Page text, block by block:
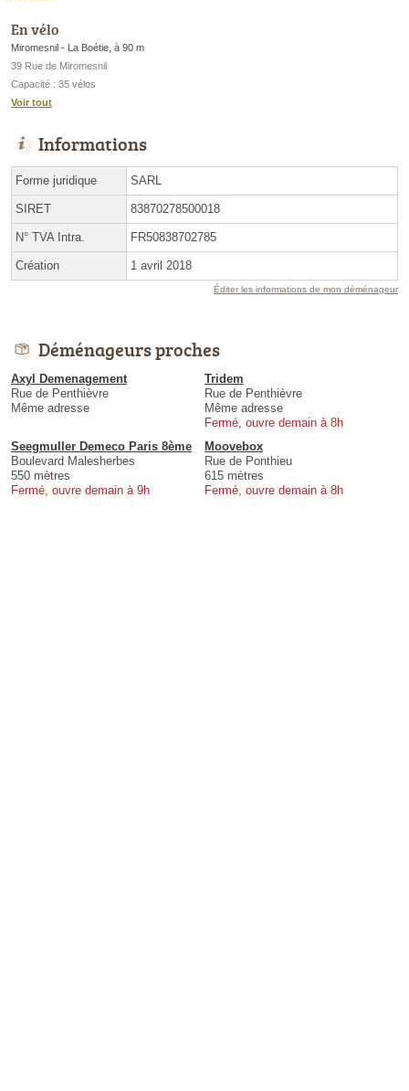
En vélo
Miromesnil - La Boétie, à 90 m
39 Rue de Miromesnil
Capacité : 35 vélos
Voir tout
Informations
Forme juridique SARL
SIRET 83870278500018
N° TVA Intra. FR50838702785
Création 1 avril 2018
Éditer les informations de mon déménageur
Déménageurs proches
Axyl Demenagement
Rue de Penthièvre
Même adresse
Tridem
Rue de Penthièvre
Même adresse
Fermé, ouvre demain à 8h
Seegmuller Demeco Paris 8ème
Boulevard Malesherbes
550 mètres
Fermé, ouvre demain à 9h
Moovebox
Rue de Ponthieu
615 mètres
Fermé, ouvre demain à 8h